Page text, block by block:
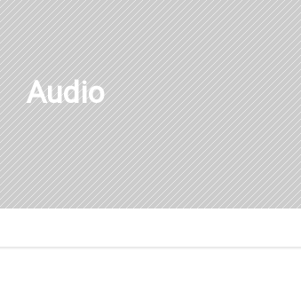
Audio